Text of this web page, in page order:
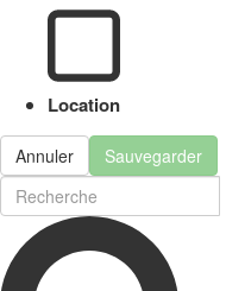
Location
Annuler Sauvegarder